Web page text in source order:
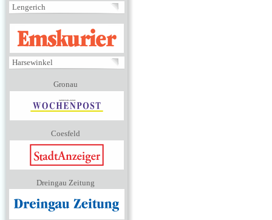
Lengerich
EMSKURIER
Harsewinkel
Gronau
Coesfeld
Dreingau Zeitung